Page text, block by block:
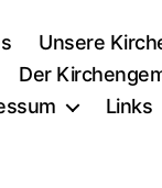
Unsere
Der
Links